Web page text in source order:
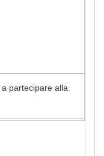
a partecipare alla